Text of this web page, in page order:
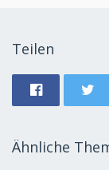
Teilen
Ähnliche